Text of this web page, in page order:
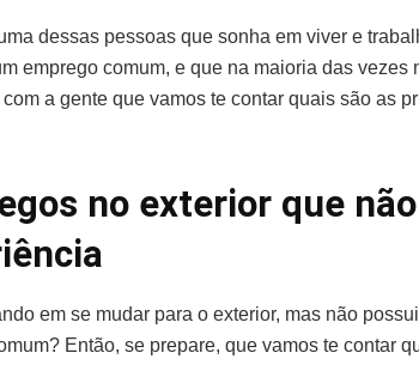
dessas pessoas que sonha em viver e
emprego comum, e que na maioria das vezes
a gente que vamos te contar quais são as
no exterior que
em se mudar para o exterior, mas não
Então, se prepare, que vamos te contar